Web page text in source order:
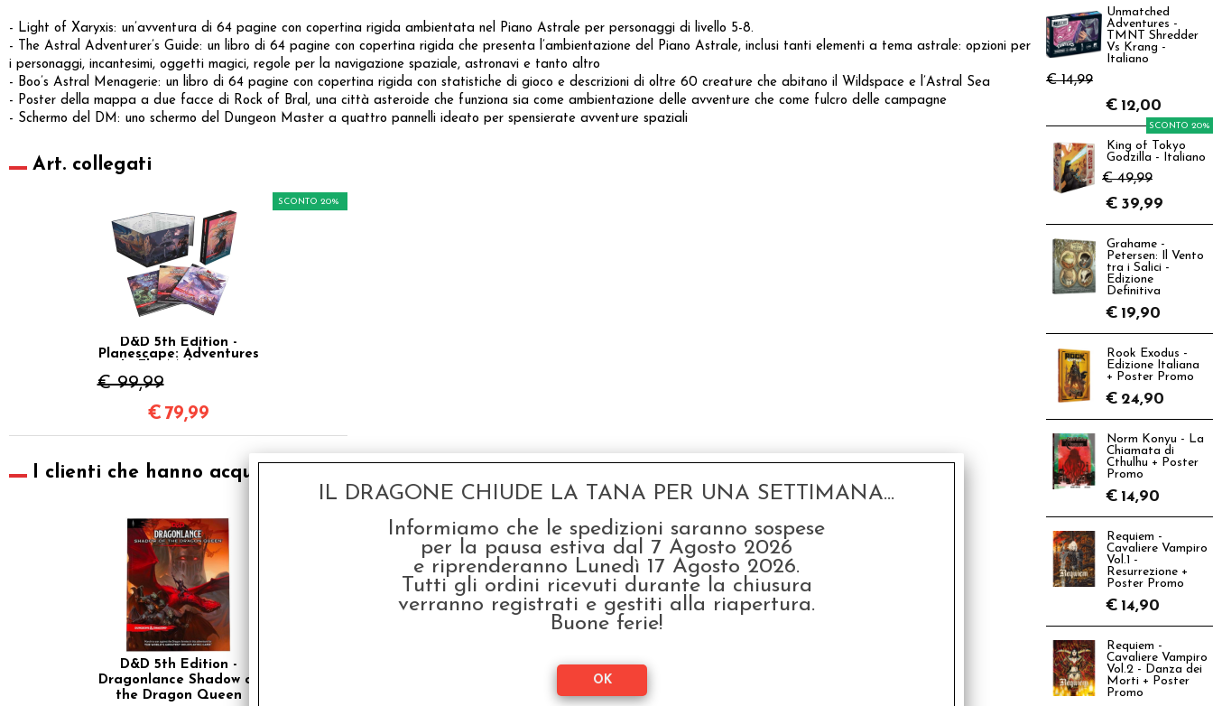
- Light of Xaryxis: un’avventura di 64 pagine con copertina rigida ambientata nel Piano Astrale per personaggi di livello 5-8.
- The Astral Adventurer’s Guide: un libro di 64 pagine con copertina rigida che presenta l’ambientazione del Piano Astrale, inclusi tanti elementi a tema astrale: opzioni per
i personaggi, incantesimi, oggetti magici, regole per la navigazione spaziale, astronavi e tanto altro
- Boo’s Astral Menagerie: un libro di 64 pagine con copertina rigida con statistiche di gioco e descrizioni di oltre 60 creature che abitano il Wildspace e l’Astral Sea
- Poster della mappa a due facce di Rock of Bral, una città asteroide che funziona sia come ambientazione delle avventure che come fulcro delle campagne
- Schermo del DM: uno schermo del Dungeon Master a quattro pannelli ideato per spensierate avventure spaziali
Art. collegati
D&D 5th Edition -
Planescape: Adventures
€ 99,99
SCONTO 20%
€ 79,99
I clienti che hanno acquistato questo prodotto, hanno scelto anche questi articoli
D&D 5th Edition -
Dragonlance Shadow of
the Dragon Queen
Storie Nere 5 - 50
Unmatched
Adventures -
TMNT Shredder
Vs Krang -
Italiano
€ 14,99
€ 12,00
King of Tokyo
Godzilla - Italiano
€ 49,99
SCONTO 20%
€ 39,99
Grahame -
Petersen: Il Vento
tra i Salici -
Edizione
Definitiva
€ 19,90
Rook Exodus -
Edizione Italiana
+ Poster Promo
€ 24,90
Norm Konyu - La
Chiamata di
Cthulhu + Poster
Promo
€ 14,90
Requiem -
Cavaliere Vampiro
Vol.1 -
Resurrezione +
Poster Promo
€ 14,90
Requiem -
Cavaliere Vampiro
Vol.2 - Danza dei
Morti + Poster
Promo
IL DRAGONE CHIUDE LA TANA PER UNA SETTIMANA...
Informiamo che le spedizioni saranno sospese
per la pausa estiva dal 7 Agosto 2026
e riprenderanno Lunedì 17 Agosto 2026.
Tutti gli ordini ricevuti durante la chiusura
verranno registrati e gestiti alla riapertura.
Buone ferie!